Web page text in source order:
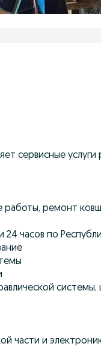
сервисные
работы, ремонт
24 часов по
части и